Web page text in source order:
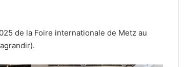
de la Foire internationale de Metz au